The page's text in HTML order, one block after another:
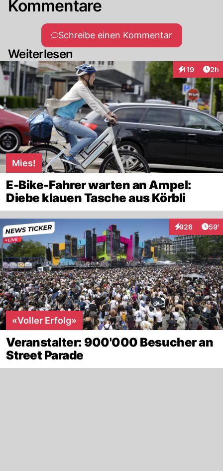
Kommentare
Schreibe einen Kommentar
Weiterlesen
119
Interaktionen
2h
Mies!
E-Bike-Fahrer warten an Ampel:
Diebe klauen Tasche aus Körbli
926
Interaktionen
59'
«Voller Erfolg»
Veranstalter: 900'000 Besucher an
Street Parade